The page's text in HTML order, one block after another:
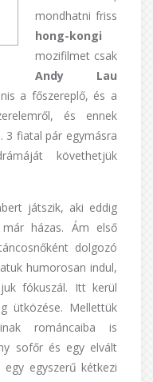
mondhatni friss
hong-kongi
mozifilmet csak
Andy Lau
a főszereplő, és a
és ennek
3 fiatal pár egymásra
követhetjük
játszik, aki eddig
házas. Ám első
dolgozó
humorosan indul,
fókuszál. Itt kerül
ütközése. Mellettük
románcaiba is
sofőr és egy elvált
egyszerű kétkezi